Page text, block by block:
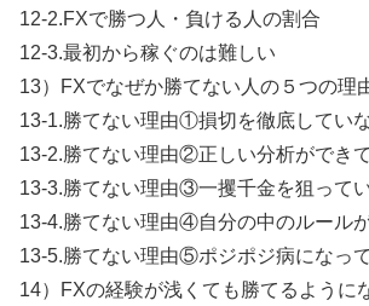
12-2.FXで勝つ人・負ける人の割合
12-3.最初から稼ぐのは難しい
13）FXでなぜか勝てない人の５つの理
13-1.勝てない理由①損切を徹底してい
13-2.勝てない理由②正しい分析ができ
13-3.勝てない理由③一攫千金を狙って
13-4.勝てない理由④自分の中のルール
13-5.勝てない理由⑤ポジポジ病になっ
14）FXの経験が浅くても勝てるように